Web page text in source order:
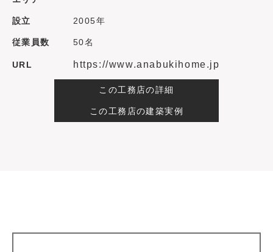
設立 2005年
従業員数 50名
URL https://www.anabukihome.jp
この工務店の詳細
この工務店の建築実例